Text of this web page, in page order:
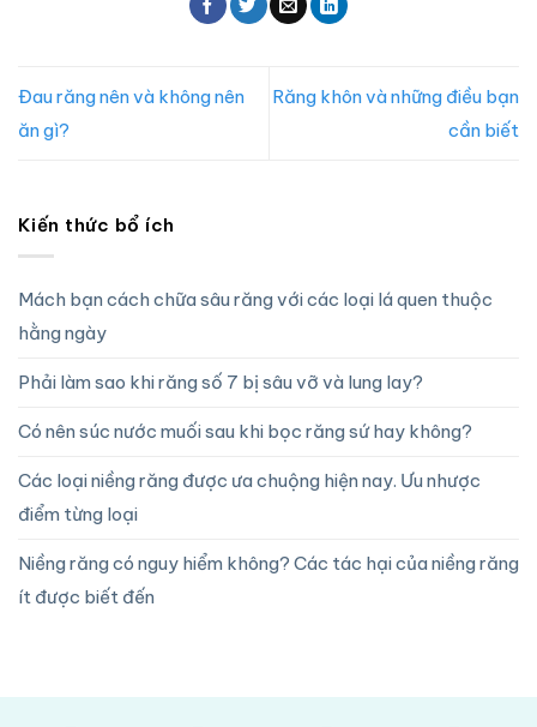
Đau răng nên và không nên
ăn gì?
Răng khôn và những điều bạn
cần biết
Kiến thức bổ ích
Mách bạn cách chữa sâu răng với các loại lá quen thuộc
hằng ngày
Phải làm sao khi răng số 7 bị sâu vỡ và lung lay?
Có nên súc nước muối sau khi bọc răng sứ hay không?
Các loại niềng răng được ưa chuộng hiện nay. Ưu nhược
điểm từng loại
Niềng răng có nguy hiểm không? Các tác hại của niềng răng
ít được biết đến